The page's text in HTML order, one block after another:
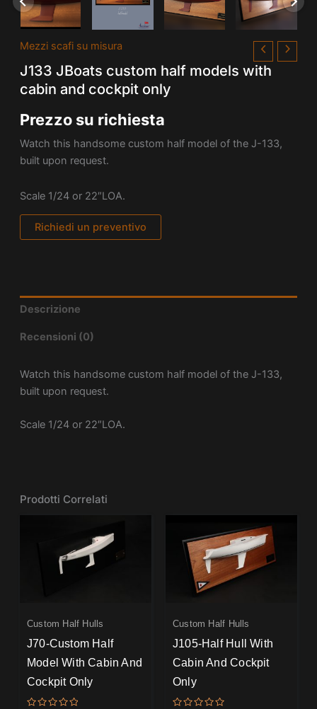
Mezzi scafi su misura
J133 JBoats custom half models with
cabin and cockpit only
Prezzo su richiesta
Watch this handsome custom half model of the J-133,
built upon request.
Scale 1/24 or 22″LOA.
Richiedi un preventivo
Descrizione
Recensioni (0)
Watch this handsome custom half model of the J-133,
built upon request.
Scale 1/24 or 22″LOA.
Prodotti Correlati
Custom Half Hulls
J70-Custom Half
Model With Cabin And
Cockpit Only
Custom Half Hulls
J105-Half Hull With
Cabin And Cockpit
Only